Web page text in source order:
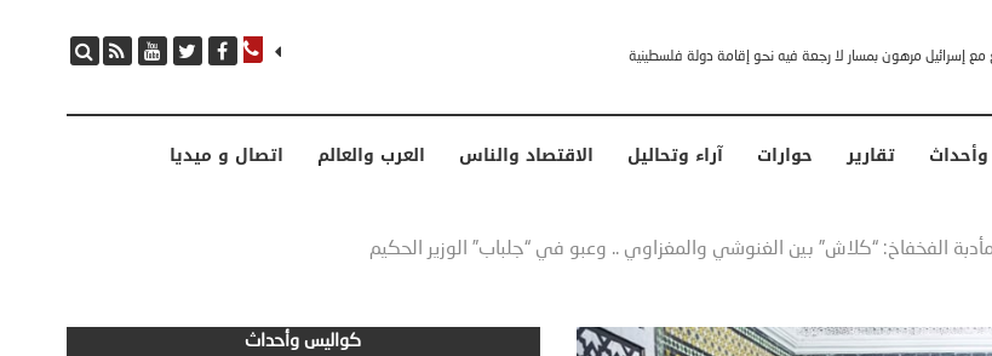
مصدر سعودي لـCNN: التطبيع مع إسرائيل مرهون بمسار لا رجعة فيه نحو إقامة دولة فلسطينية انتقادات وجهها له الرئيس الأمريكي
تقارير حوارات آراء وتحاليل الاقتصاد والناس العرب والعالم اتصال و ميديا
الفخفاخ: “كلاش” بين الغنوشي والمغزاوي .. وعبو في “جلباب” الوزير الحكيم
كواليس وأحداث